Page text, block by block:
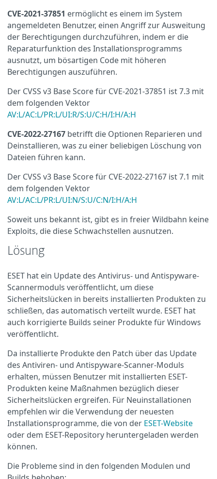
CVE-2021-37851 ermöglicht es einem im System
angemeldeten Benutzer, einen Angriff zur Ausweitung
der Berechtigungen durchzuführen, indem er die
Reparaturfunktion des Installationsprogramms
ausnutzt, um bösartigen Code mit höheren
Berechtigungen auszuführen.
Der CVSS v3 Base Score für CVE-2021-37851 ist 7.3 mit
dem folgenden Vektor
AV:L/AC:L/PR:L/UI:R/S:U/C:H/I:H/A:H
CVE-2022-27167 betrifft die Optionen Reparieren und
Deinstallieren, was zu einer beliebigen Löschung von
Dateien führen kann.
Der CVSS v3 Base Score für CVE-2022-27167 ist 7.1 mit
dem folgenden Vektor
AV:L/AC:L/PR:L/UI:N/S:U/C:N/I:H/A:H
Soweit uns bekannt ist, gibt es in freier Wildbahn keine
Exploits, die diese Schwachstellen ausnutzen.
Lösung
ESET hat ein Update des Antivirus- und Antispyware-
Scannermoduls veröffentlicht, um diese
Sicherheitslücken in bereits installierten Produkten zu
schließen, das automatisch verteilt wurde. ESET hat
auch korrigierte Builds seiner Produkte für Windows
veröffentlicht.
Da installierte Produkte den Patch über das Update
des Antiviren- und Antispyware-Scanner-Moduls
erhalten, müssen Benutzer mit installierten ESET-
Produkten keine Maßnahmen bezüglich dieser
Sicherheitslücken ergreifen. Für Neuinstallationen
empfehlen wir die Verwendung der neuesten
Installationsprogramme, die von der ESET-Website
oder dem ESET-Repository heruntergeladen werden
können.
Die Probleme sind in den folgenden Modulen und